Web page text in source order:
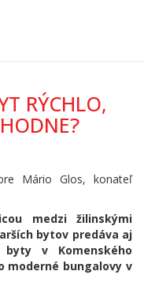
RÝCHLO,
Mário Glos, konateľ
medzi žilinskými
bytov predáva aj
v Komenského
moderné bungalovy v